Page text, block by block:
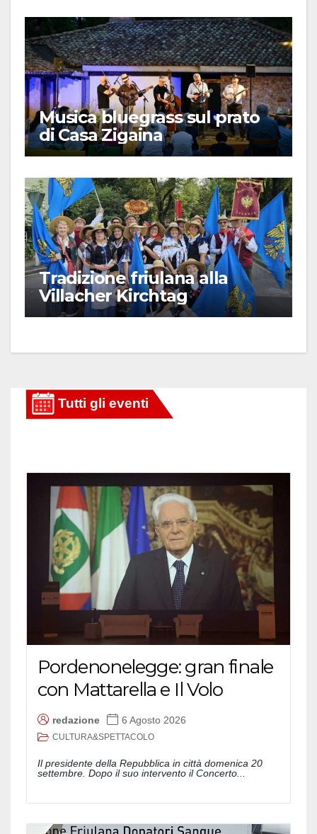
Musica bluegrass sul prato
di Casa Zigaina
Tradizione friulana alla
Villacher Kirchtag
Pordenonelegge: gran finale
con Mattarella e Il Volo
redazione 6 Agosto 2026
CULTURA&SPETTACOLO
Il presidente della Repubblica in città domenica 20
settembre. Dopo il suo intervento il Concerto...